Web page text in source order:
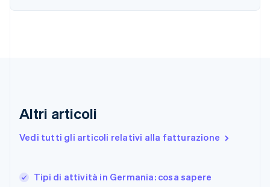
Altri articoli
Vedi tutti gli articoli relativi alla fatturazione
Tipi di attività in Germania: cosa sapere
Danimarca
Francia
Germania
日本語English